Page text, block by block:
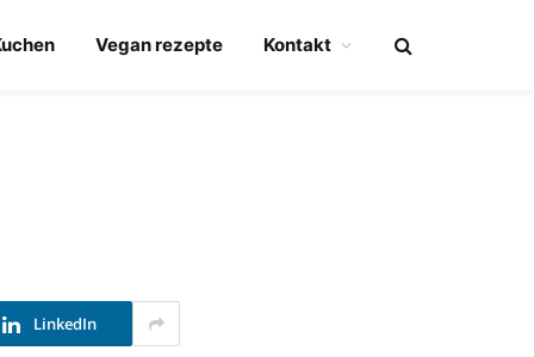
Vegan rezepte Kontakt
LinkedIn